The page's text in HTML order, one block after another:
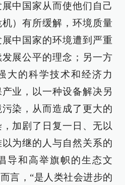
中国家从而使他们自己
）有所缓解，环境质量
中国家的环境遭到严重
展公平的理念；另一方
大的科学技术和经济力
业，以一种设备解决另
染，从而造成了更大的
加剧了日复一日、无以
为继的人与自然关系的
导和高举旗帜的生态文
言，“是人类社会进步的